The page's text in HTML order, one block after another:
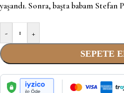
yaşandı. Sonra, başta babam Stefan
- +
SEPETE